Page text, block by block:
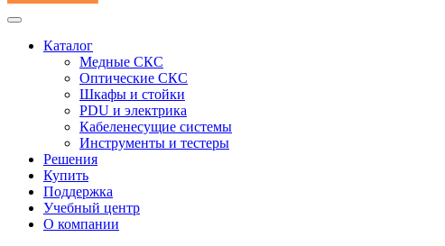
Каталог
Медные СКС
Оптические СКС
Шкафы и стойки
PDU и электрика
Кабеленесущие системы
Инструменты и тестеры
Решения
Купить
Поддержка
Учебный центр
О компании